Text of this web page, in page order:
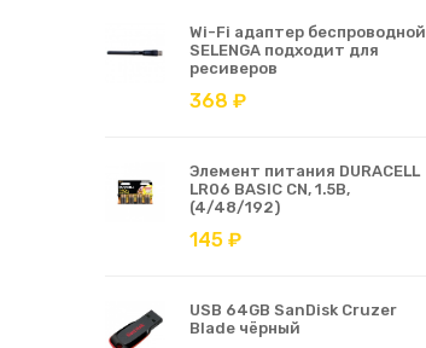
Wi-Fi адаптер беспроводной
SELENGA подходит для
ресиверов
368 ₽
Элемент питания DURACELL
LR06 BASIC CN, 1.5В,
(4/48/192)
145 ₽
USB 64GB SanDisk Cruzer
Blade чёрный